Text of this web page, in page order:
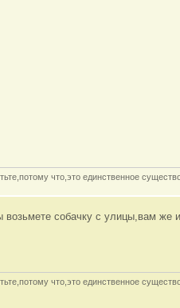
что,это единственное
собачку с улицы,вам же
что,это единственное